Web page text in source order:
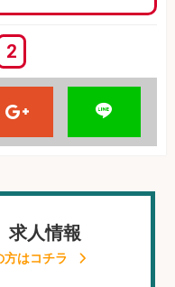
2
求人情報
方はコチラ